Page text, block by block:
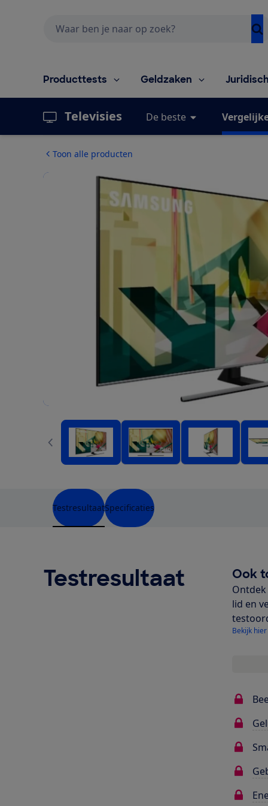
Producttests Geldzaken
Televisies De beste
Toon alle producten
TestresultaatSpecificaties
Testresultaat Ook
lid en
Bekijk